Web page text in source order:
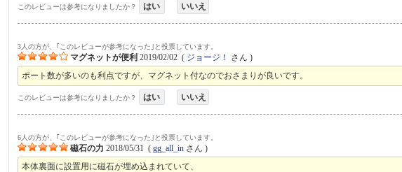
このレビューは参考になりましたか？ はい いいえ
3人の方が、｢このレビューが参考になった｣と投票しています。
マグネットが便利 2019/02/02 ( ジョージ！
さん )
ポート数が多いのも利点ですが、マグネット付なのでおさまりが良いです。
このレビューは参考になりましたか？ はい いいえ
6人の方が、｢このレビューが参考になった｣と投票しています。
磁石の力 2018/05/31 (gg_all_in さん )
本体裏面に設置用に磁石が埋め込まれていて、